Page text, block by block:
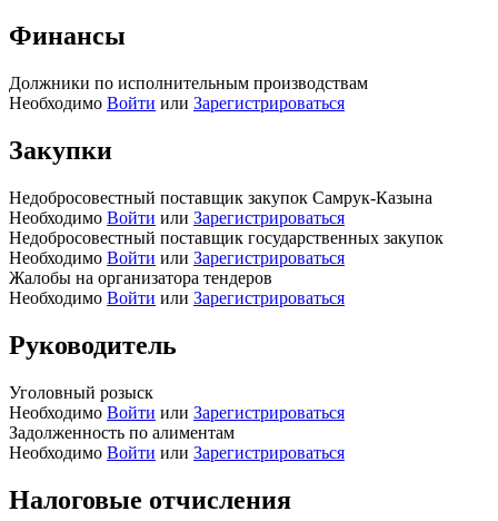
Финансы
Должники по исполнительным производствам
Необходимо Войти или Зарегистрироваться
Закупки
Недобросовестный поставщик закупок Самрук-Казына
Необходимо Войти или Зарегистрироваться
Недобросовестный поставщик государственных закупок
Необходимо Войти или Зарегистрироваться
Жалобы на организатора тендеров
Необходимо Войти или Зарегистрироваться
Руководитель
Уголовный розыск
Необходимо Войти или Зарегистрироваться
Задолженность по алиментам
Необходимо Войти или Зарегистрироваться
Налоговые отчисления